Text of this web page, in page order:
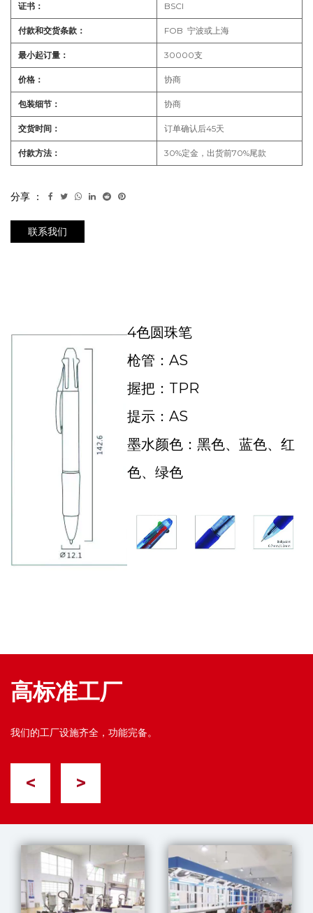
证书： BSCI
付款和交货条款： FOB 宁波或上海
最小起订量： 30000支
价格： 协商
包装细节： 协商
交货时间： 订单确认后45天
付款方法： 30%定金，出货前70%尾款
分享 ：
联系我们
4色圆珠笔
枪管：AS
握把：TPR
提示：AS
墨水颜色：黑色、蓝色、红
色、绿色
高标准工厂
我们的工厂设施齐全，功能完备。
< >